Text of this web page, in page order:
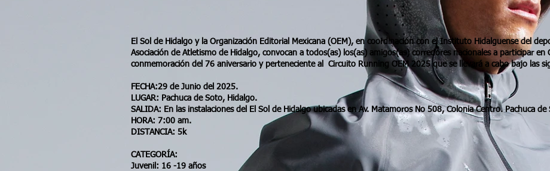
El Sol de Hidalgo y la Organización Editorial Mexicana (OEM), en coordinación con el Instituto Hidalguense del
Asociación de Atletismo de Hidalgo, convocan a todos(as) los(as) amigos(as) corredores nacionales a participar en
conmemoración del 76 aniversario y perteneciente al Circuito Running OEM 2025 que se llevará a cabo bajo las
FECHA:29 de Junio del 2025.
LUGAR: Pachuca de Soto, Hidalgo.
SALIDA: En las instalaciones del El Sol de Hidalgo ubicadas en Av. Matamoros No 508, Colonia Centro. Pachuca
HORA: 7:00 am.
DISTANCIA: 5k
CATEGORÍA:
Juvenil: 16 -19 años